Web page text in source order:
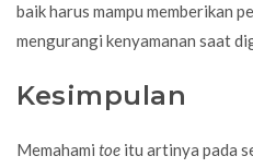
baik harus mampu memberikan
mengurangi kenyamanan saat
Kesimpulan
Memahami toe itu artinya pada